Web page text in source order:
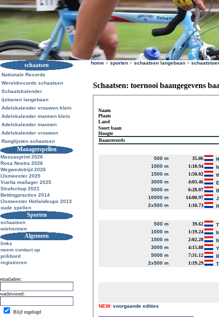
schaatsen
Nationale Records
Wereldrecords schaatsen
Schaatskalender
Ijsbanen langebaan
Adelskalender vrouwen klein
Adelskalender mannen klein
Adelskalender mannen
Adelskalender vrouwen
Ranglijsten schaatsen
Managerspellen
Massasprint 2026
Rosa Nostra 2026
Wegwedstrijd 2026
IJsmeester 2025
Vuelta mañager 2025
Strafschop 2021
Bettingpractice 2014
IJsmeester Hollandcups 2013
oude spellen
Sporten
schaatsen
wielrennen
Algemeen
links
neem contact op
prikbord
registreren
emailadres:
wachtwoord:
Blijf ingelogd
home > sporten > schaatsen langebaan >
Schaatsen: toernooi baangegevens
Naam
Plaats
Land
Soort baan
Hoogte
Baanrecords
500 m 35.06
1000 m
1:10.94
1500 m
1:50.02
3000 m
4:03.46
5000 m
6:28.07
10000 m
14:00.97
2x500 m
1:10.73
500 m 39.62
1000 m
1:19.24
1500 m
2:02.28
3000 m
4:15.88
5000 m
7:31.12
2x500 m
1:19.29
NEW: voorgaande edities